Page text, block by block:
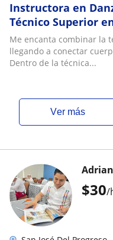
Instructora en
Técnico Superior
especializada en
Me encanta combinar la
llegando a conectar
Dentro de la técnica...
ver más
$30/
Adrian